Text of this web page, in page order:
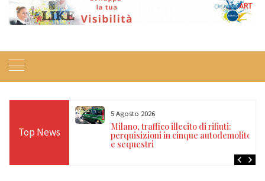
Top News
rifiuti:
autodemolitori
5 Agosto 2026
Milano, furto in un’edicola del centro:
due arrestati, sequestrato un
dispositivo jammer